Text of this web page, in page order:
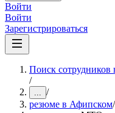
Войти
Войти
Зарегистрироваться
Поиск
/
... /
резюме в Афипском/